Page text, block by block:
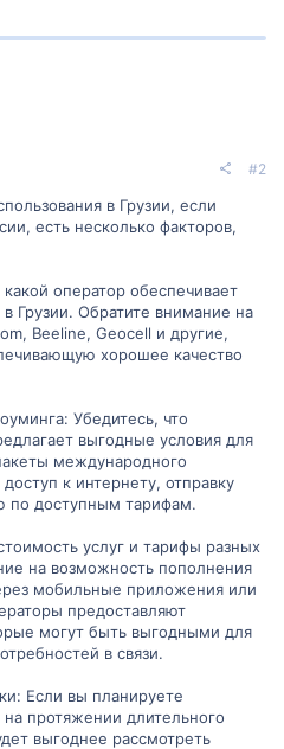
#2
в Грузии, если
есть несколько факторов,
оператор обеспечивает
Грузии. Обратите внимание на
Beeline, Geocell и другие,
хорошее качество
Убедитесь, что
выгодные условия для
международного
к интернету, отправку
по доступным тарифам.
услуг и тарифы разных
на возможность пополнения
мобильные приложения или
предоставляют
могут быть выгодными для
в связи.
Если вы планируете
на протяжении длительного
выгоднее рассмотреть